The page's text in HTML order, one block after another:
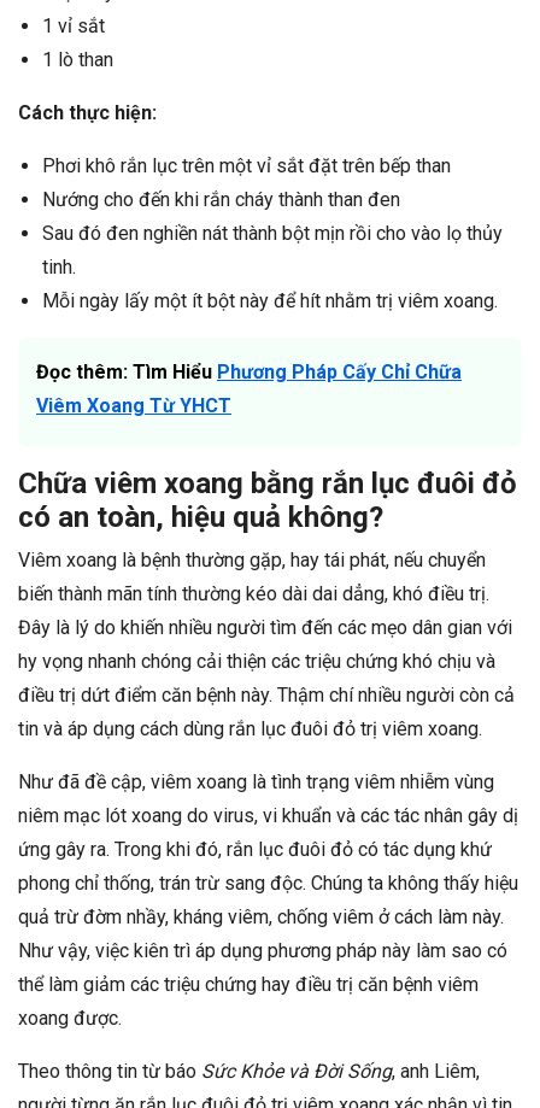
1 vỉ sắt
1 lò than
Cách thực hiện:
Phơi khô rắn lục trên một vỉ sắt đặt trên bếp than
Nướng cho đến khi rắn cháy thành than đen
Sau đó đen nghiền nát thành bột mịn rồi cho vào lọ thủy
tinh.
Mỗi ngày lấy một ít bột này để hít nhằm trị viêm xoang.
Đọc thêm: Tìm Hiểu Phương Pháp Cấy Chỉ Chữa
Viêm Xoang Từ YHCT
Chữa viêm xoang bằng rắn lục đuôi đỏ
có an toàn, hiệu quả không?
Viêm xoang là bệnh thường gặp, hay tái phát, nếu chuyển
biến thành mãn tính thường kéo dài dai dẳng, khó điều trị.
Đây là lý do khiến nhiều người tìm đến các mẹo dân gian với
hy vọng nhanh chóng cải thiện các triệu chứng khó chịu và
điều trị dứt điểm căn bệnh này. Thậm chí nhiều người còn cả
tin và áp dụng cách dùng rắn lục đuôi đỏ trị viêm xoang.
Như đã đề cập, viêm xoang là tình trạng viêm nhiễm vùng
niêm mạc lót xoang do virus, vi khuẩn và các tác nhân gây dị
ứng gây ra. Trong khi đó, rắn lục đuôi đỏ có tác dụng khứ
phong chỉ thống, trán trừ sang độc. Chúng ta không thấy hiệu
quả trừ đờm nhầy, kháng viêm, chống viêm ở cách làm này.
Như vậy, việc kiên trì áp dụng phương pháp này làm sao có
thể làm giảm các triệu chứng hay điều trị căn bệnh viêm
xoang được.
Theo thông tin từ báo Sức Khỏe và Đời Sống, anh Liêm,